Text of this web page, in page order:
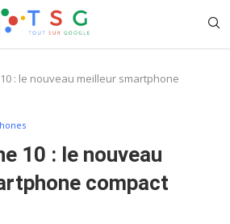
: le nouveau meilleur smartphone
10 : le nouveau
compact